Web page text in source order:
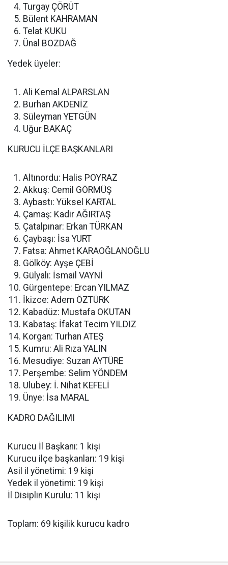
Turgay ÇÖRÜT
Bülent KAHRAMAN
Telat KUKU
Ünal BOZDAĞ
Yedek üyeler:
Ali Kemal ALPARSLAN
Burhan AKDENİZ
Süleyman YETGÜN
Uğur BAKAÇ
KURUCU İLÇE BAŞKANLARI
Altınordu: Halis POYRAZ
Akkuş: Cemil GÖRMÜŞ
Aybastı: Yüksel KARTAL
Çamaş: Kadir AĞIRTAŞ
Çatalpınar: Erkan TÜRKAN
Çaybaşı: İsa YURT
Fatsa: Ahmet KARAOĞLANOĞLU
Gölköy: Ayşe ÇEBİ
Gülyalı: İsmail VAYNİ
Gürgentepe: Ercan YILMAZ
İkizce: Adem ÖZTÜRK
Kabadüz: Mustafa OKUTAN
Kabataş: İfakat Tecim YILDIZ
Korgan: Turhan ATEŞ
Kumru: Ali Rıza YALIN
Mesudiye: Suzan AYTÜRE
Perşembe: Selim YÖNDEM
Ulubey: İ. Nihat KEFELİ
Ünye: İsa MARAL
KADRO DAĞILIMI
Kurucu İl Başkanı: 1 kişi
Kurucu ilçe başkanları: 19 kişi
Asil il yönetimi: 19 kişi
Yedek il yönetimi: 19 kişi
İl Disiplin Kurulu: 11 kişi
Toplam: 69 kişilik kurucu kadro